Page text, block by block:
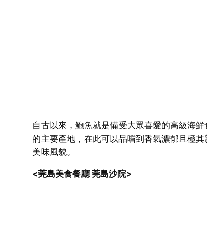
自古以來，鮑魚就是備受大眾喜愛的高級海
的主要產地，在此可以品嚐到香氣濃郁且極
美味風貌。
<莞島美食餐廳 莞島沙院>